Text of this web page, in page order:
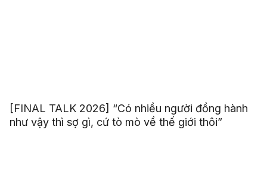
[FINAL TALK 2026] “Có nhiều người đồng hành
như vậy thì sợ gì, cứ tò mò về thế giới thôi”